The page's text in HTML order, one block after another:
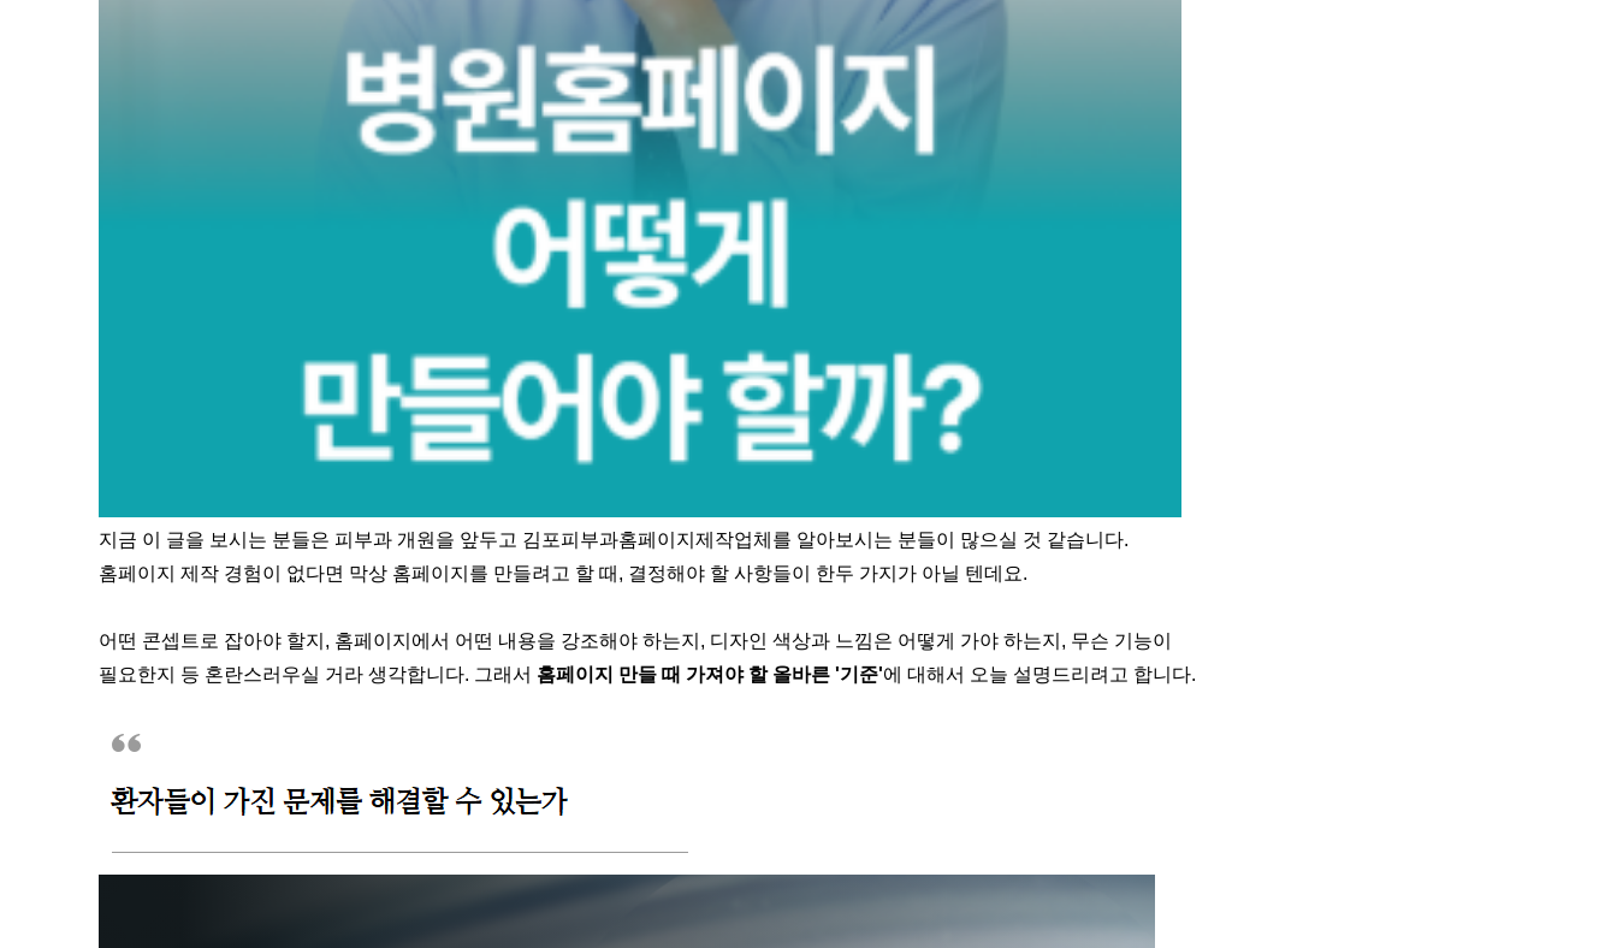
지금 이 글을 보시는 분들은 피부과 개원을 앞두고 김포피부과홈페이지제작업체를 알아보시는 분들이 많으실 것 같습니다.
홈페이지 제작 경험이 없다면 막상 홈페이지를 만들려고 할 때, 결정해야 할 사항들이 한두 가지가 아닐 텐데요.
어떤 콘셉트로 잡아야 할지, 홈페이지에서 어떤 내용을 강조해야 하는지, 디자인 색상과 느낌은 어떻게 가야 하는지, 무슨 기능이
필요한지 등 혼란스러우실 거라 생각합니다. 그래서 홈페이지 만들 때 가져야 할 올바른 '기준'에 대해서 오늘 설명드리려고 합니다.